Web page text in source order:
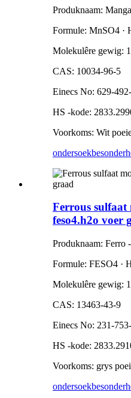
Produknaam:
Formule: MnSO4 ·
Molekulêre gewig:
CAS: 10034-96-5
Einecs No: 629-
HS -kode:
Voorkoms: Wit
ondersoek
Ferrous
feso4.h2o voer
Produknaam: Ferro
Formule: FESO4 ·
Molekulêre gewig:
CAS: 13463-43-9
Einecs No: 231-
HS -kode:
Voorkoms: grys
ondersoek